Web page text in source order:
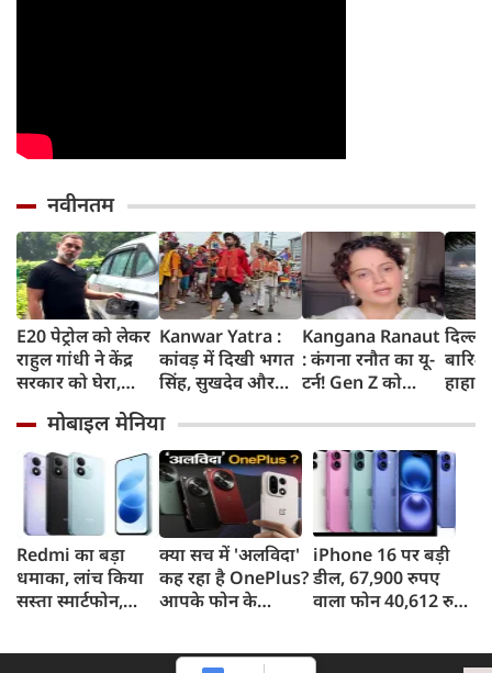
नवीनतम
E20 पेट्रोल को लेकर
राहुल गांधी ने केंद्र
सरकार को घेरा,
लोगों की गाड़ियां हो
रहीं खराब, BJP ने
बताया खराब
पटकथा
Kanwar Yatra :
कांवड़ में दिखी भगत
सिंह, सुखदेव और
अमरगाथा,
शिवभक्तों ने अनोखे
अंदाज में दी
श्रद्धांजलि
Kangana Ranaut
: कंगना रनौत का यू-
टर्न! Gen Z को
'सबसे बड़ी ताकत',
कुछ दिन पहले
प्रदर्शनकारियों को
कहा था 'जेनरेशन
गटर'
जाम
सड़कों
तक
मोबाइल मेनिया
Redmi का बड़ा
धमाका, लांच किया
सस्ता स्मार्टफोन,
क्या सच में 'अलविदा'
कह रहा है OnePlus?
आपके फोन के
iPhone 16 पर बड़ी
डील, 67,900 रुपए
वाला फोन 40,612 रुपए